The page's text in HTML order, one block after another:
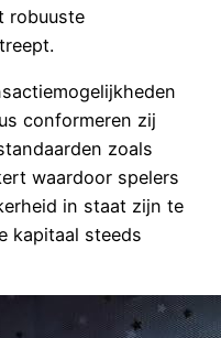
robuuste
conformeren zij
zoals
waardoor spelers
in staat zijn te
kapitaal steeds